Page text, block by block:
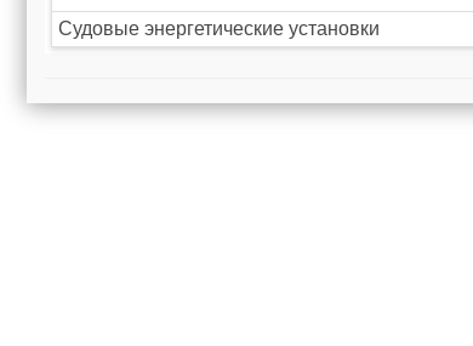
Судовые энергетические установки